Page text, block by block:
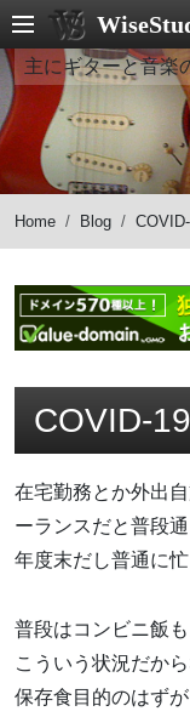
主にギターと音楽
Home Blog
COVID-
在宅勤務とか外出
ーランスだと普段
年度末だし普通に忙
普段はコンビニ飯
こういう状況だか
保存食目的のはず